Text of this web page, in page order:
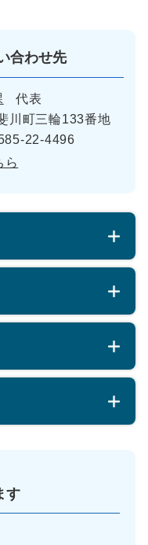
合わせ先
代表
川町三輪133番地
22-4496
ら
す